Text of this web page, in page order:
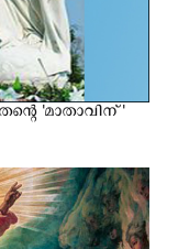
'മാതാവിന്'